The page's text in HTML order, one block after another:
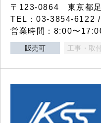
〒123-0864 東京都
TEL：03-3854-6122
営業時間：8:00〜
販売可 工事・取